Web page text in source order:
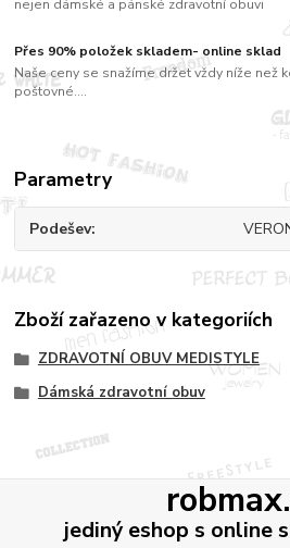
nejen dámské a pánské zdravotní obuvi
Přes 90% položek skladem- online sklad
Naše ceny se snažíme držet vždy níže než
poštovné....
Parametry
Podešev
Zboží zařazeno v kategoriích
ZDRAVOTNÍ OBUV MEDISTYLE
Dámská zdravotní obuv
jediný eshop s online